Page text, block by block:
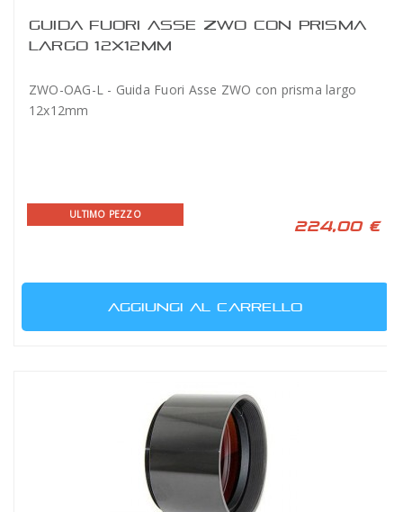
GUIDA FUORI ASSE ZWO CON PRISMA
LARGO 12X12MM
ZWO-OAG-L - Guida Fuori Asse ZWO con prisma largo
12x12mm
ULTIMO PEZZO
224,00 €
AGGIUNGI AL CARRELLO